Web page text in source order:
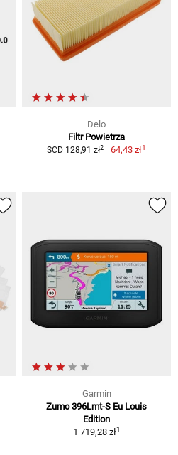
Delo
Filtr Powietrza
SCD 128,91 zł2 64,43 zł1
Garmin
Zumo 396Lmt-S Eu Louis
Edition
1 719,28 zł1